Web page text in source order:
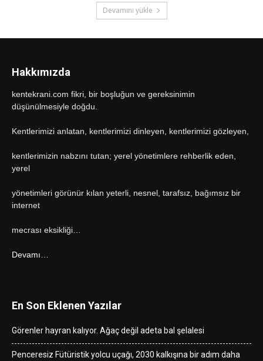
Devamını yükle
Hakkımızda
kentekrani.com fikri, bir boşluğun ve gereksinimin
düşünülmesiyle doğdu.
Kentlerimizi anlatan, kentlerimizi dinleyen, kentlerimizi gözleyen,
kentlerimizin nabzını tutan; yerel yönetimlere rehberlik eden,
yerel
yönetimleri görünür kılan yeterli, nesnel, tarafsız, bağımsız bir
internet
mecrası eksikliği…
Devamı…
En Son Eklenen Yazılar
Görenler hayran kalıyor. Ağaç değil adeta bal şelalesi
Penceresiz Fütüristik yolcu uçağı, 2030 kalkışına bir adım daha